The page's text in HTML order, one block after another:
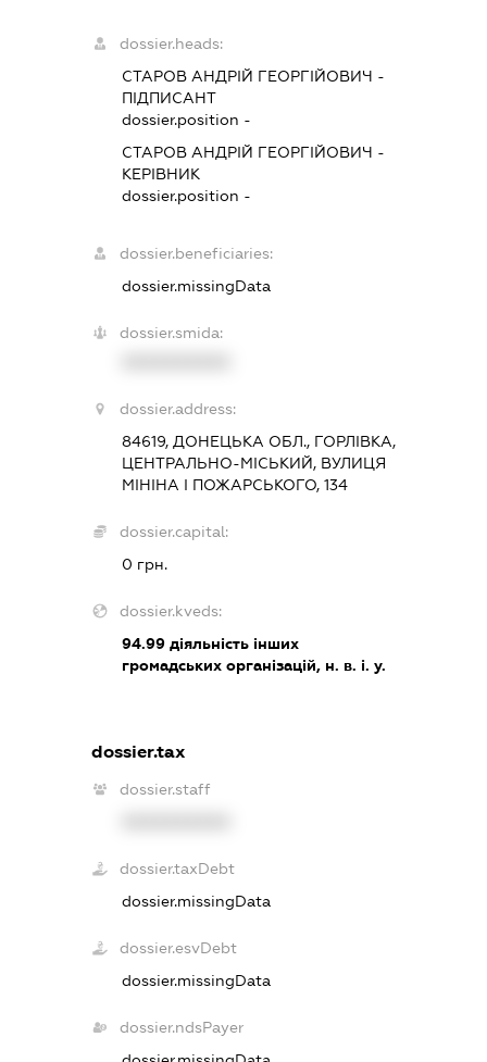
dossier.heads:
СТАРОВ АНДРІЙ ГЕОРГІЙОВИЧ -
ПІДПИСАНТ
dossier.position -
СТАРОВ АНДРІЙ ГЕОРГІЙОВИЧ -
КЕРІВНИК
dossier.position -
dossier.beneficiaries:
dossier.missingData
dossier.smida:
dossier.address:
84619, ДОНЕЦЬКА ОБЛ., ГОРЛІВКА,
ЦЕНТРАЛЬНО-МІСЬКИЙ, ВУЛИЦЯ
МІНІНА І ПОЖАРСЬКОГО, 134
dossier.capital:
0 грн.
dossier.kveds:
94.99діяльність інших
громадських організацій, н. в. і. у.
dossier.tax
dossier.staff
dossier.taxDebt
dossier.missingData
dossier.esvDebt
dossier.missingData
dossier.ndsPayer